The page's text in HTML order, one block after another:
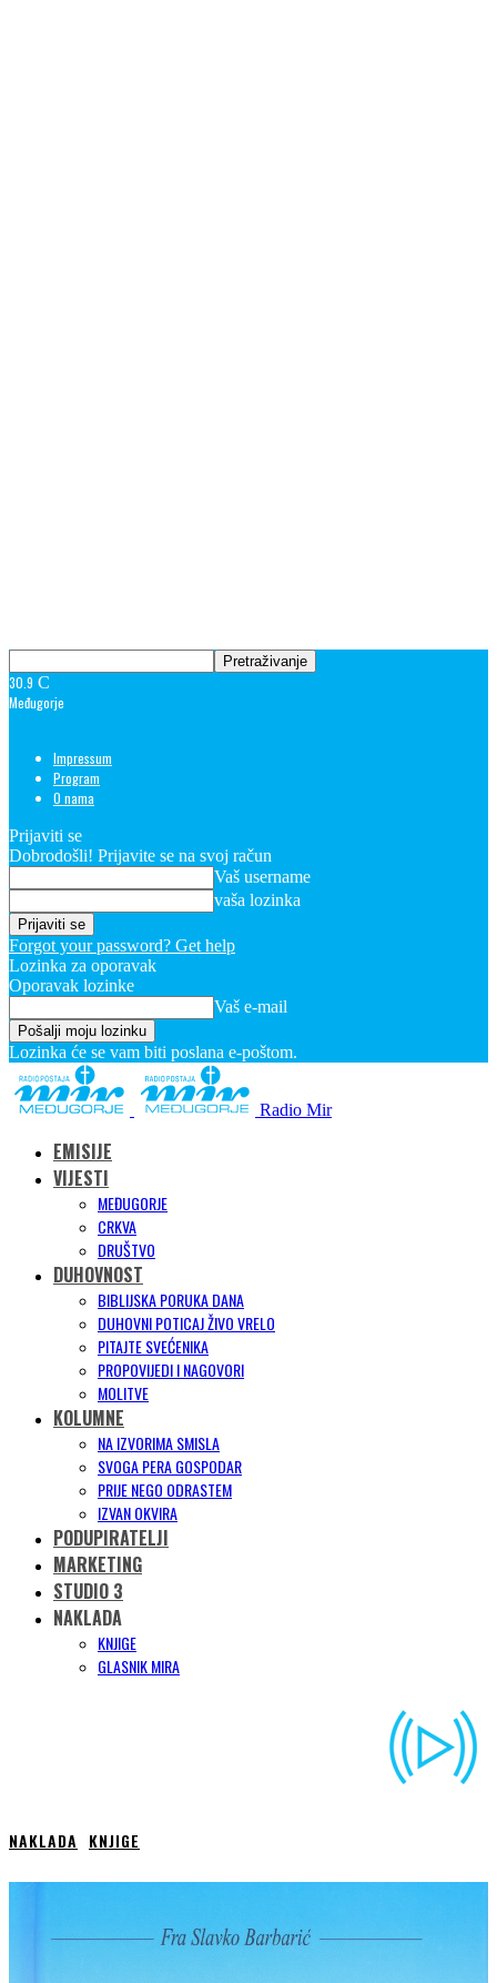
30.9 C
Međugorje
Impressum
Program
O nama
Prijaviti se
Dobrodošli! Prijavite se na svoj račun
Vaš username
vaša lozinka
Forgot your password? Get help
Lozinka za oporavak
Oporavak lozinke
Vaš e-mail
Lozinka će se vam biti poslana e-poštom.
Radio Mir
EMISIJE
VIJESTI
MEĐUGORJE
CRKVA
DRUŠTVO
DUHOVNOST
BIBLIJSKA PORUKA DANA
DUHOVNI POTICAJ ŽIVO VRELO
PITAJTE SVEĆENIKA
PROPOVIJEDI I NAGOVORI
MOLITVE
KOLUMNE
NA IZVORIMA SMISLA
SVOGA PERA GOSPODAR
PRIJE NEGO ODRASTEM
IZVAN OKVIRA
PODUPIRATELJI
MARKETING
STUDIO 3
NAKLADA
KNJIGE
GLASNIK MIRA
NAKLADA KNJIGE